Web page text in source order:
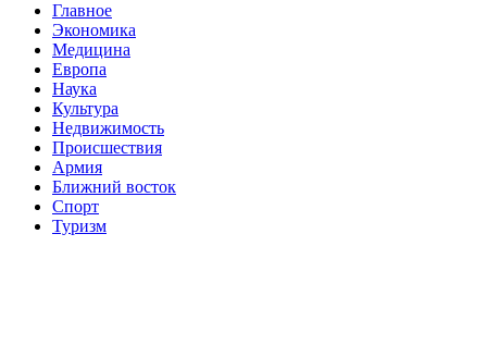
Главное
Экономика
Медицина
Европа
Наука
Культура
Недвижимость
Происшествия
Армия
Ближний восток
Спорт
Туризм